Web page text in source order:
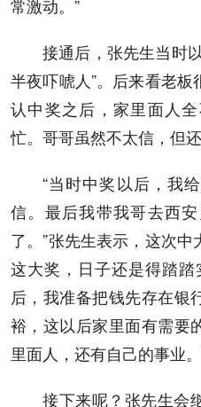
常激动。”
接通后，张先生当时
半夜吓唬人”。后来看老
认中奖之后，家里面人
忙。哥哥虽然不太信，但
“当时中奖以后，我
信。最后我带我哥去西
了。”张先生表示，这次
这大奖，日子还是得踏
后，我准备把钱先存在银
裕，这以后家里面有需要
里面人，还有自己的事业
接下来呢？张先生会